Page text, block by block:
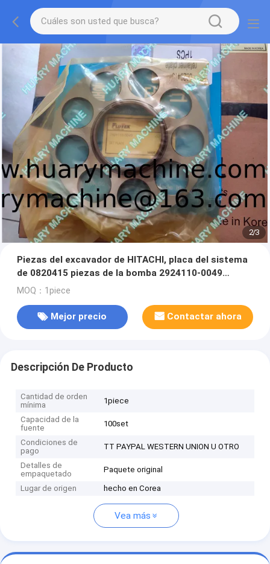
2/3
Piezas del excavador de HITACHI, placa del sistema
de 0820415 piezas de la bomba 2924110-0049
K5V200
MOQ：1piece
Mejor precio Contactar ahora
Descripción De Producto
Cantidad de orden
mínima
1piece
Capacidad de la
fuente
100set
Condiciones de
pago
TT PAYPAL WESTERN UNION U OTRO
Detalles de
empaquetado
Paquete original
Lugar de origen hecho en Corea
Vea más